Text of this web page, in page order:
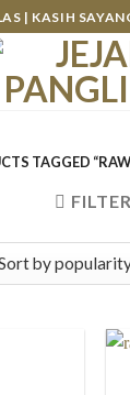
| KASIH
TAGGED
FILTER